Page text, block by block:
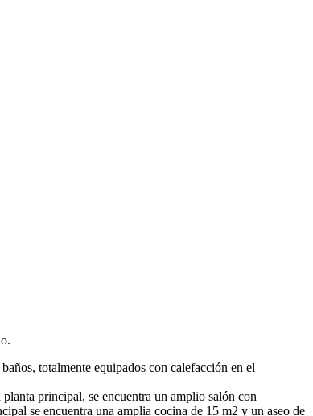
totalmente equipados con calefacción en el
principal, se encuentra un amplio salón con
se encuentra una amplia cocina de 15 m2 y un aseo de